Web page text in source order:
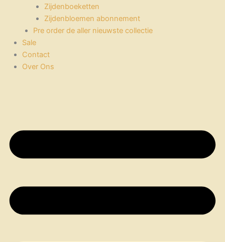
Zijdenboeketten
Zijdenbloemen abonnement
Pre order de aller nieuwste collectie
Sale
Contact
Over Ons